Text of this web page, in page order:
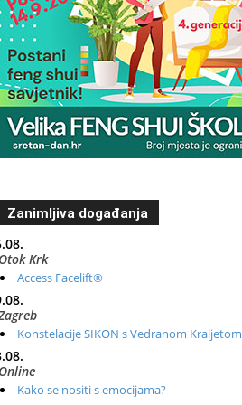
Zanimljiva događanja
Otok Krk
Access Facelift®
Konstelacije SIKON s Vedranom Kraljetom
Online
Kako se nositi s emocijama?